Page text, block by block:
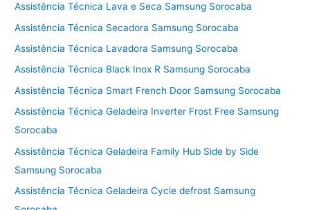
Assistência Técnica Lava e Seca Samsung Sorocaba
Assistência Técnica Secadora Samsung Sorocaba
Assistência Técnica Lavadora Samsung Sorocaba
Assistência Técnica Black Inox R Samsung Sorocaba
Assistência Técnica Smart French Door Samsung Sorocaba
Assistência Técnica Geladeira Inverter Frost Free Samsung
Sorocaba
Assistência Técnica Geladeira Family Hub Side by Side
Samsung Sorocaba
Assistência Técnica Geladeira Cycle defrost Samsung